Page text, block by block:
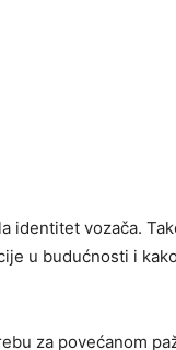
identitet vozača.
u budućnosti i
za povećanom